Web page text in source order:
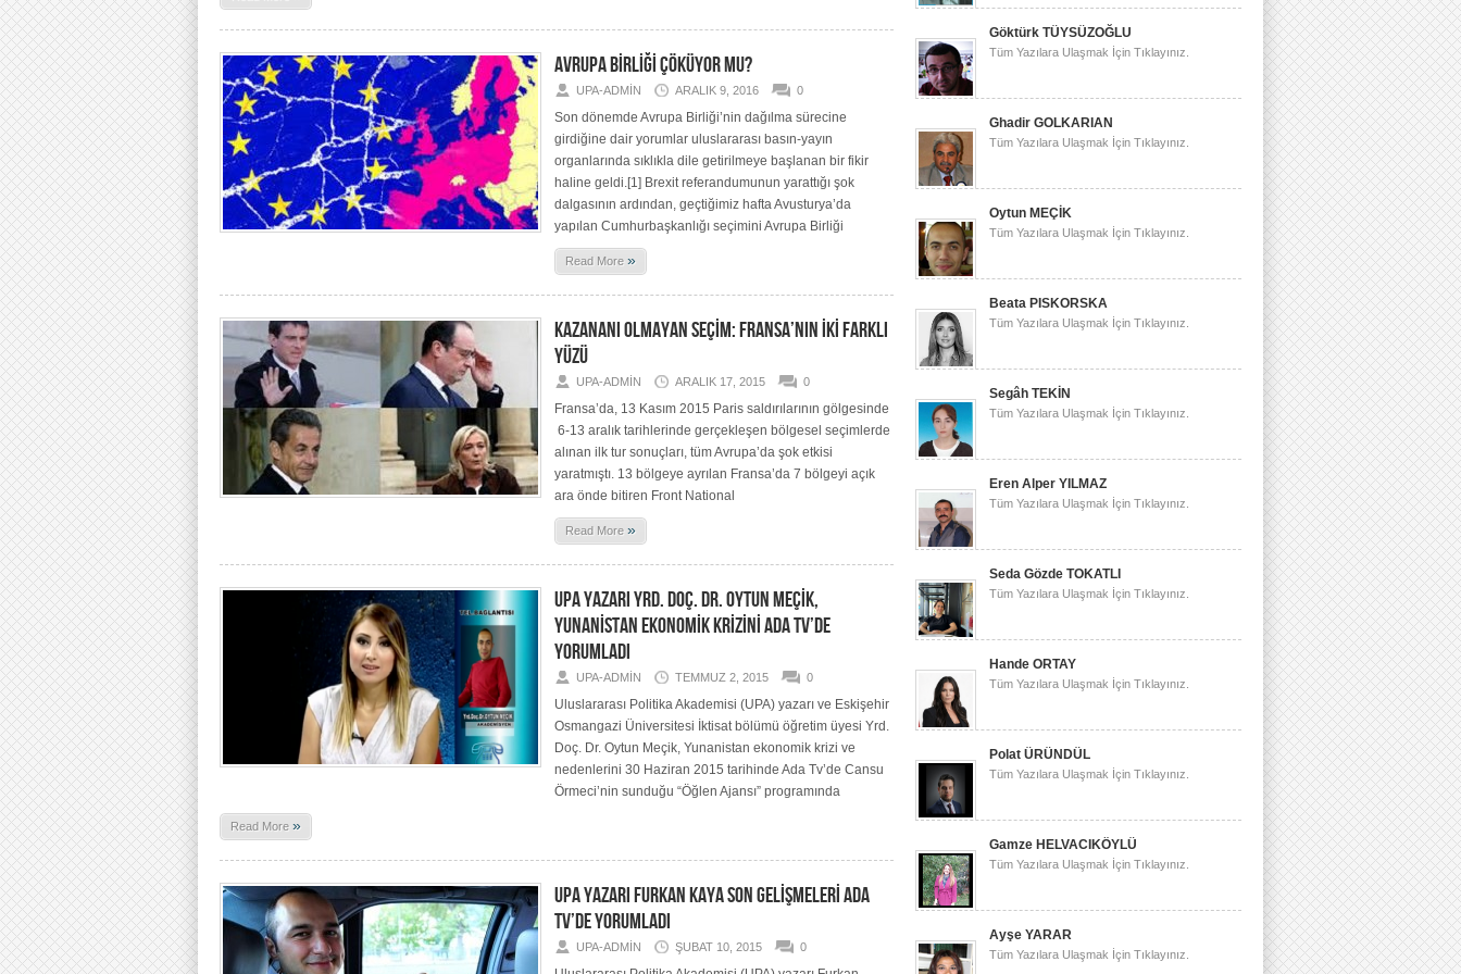
AVRUPA BİRLİĞİ ÇÖKÜYOR MU?
UPA-ADMIN ARALIK 9, 2016 0
Son dönemde Avrupa Birliği’nin dağılma sürecine
girdiğine dair yorumlar uluslararası basın-yayın
organlarında sıklıkla dile getirilmeye başlanan bir fikir
haline geldi.[1] Brexit referandumunun yarattığı şok
dalgasının ardından, geçtiğimiz hafta Avusturya’da
yapılan Cumhurbaşkanlığı seçimini Avrupa Birliği
Read More »
KAZANANI OLMAYAN SEÇİM: FRANSA’NIN İKİ FARKLI
YÜZÜ
UPA-ADMIN ARALIK 17, 2015 0
Fransa’da, 13 Kasım 2015 Paris saldırılarının gölgesinde
6-13 aralık tarihlerinde gerçekleşen bölgesel seçimlerde
alınan ilk tur sonuçları, tüm Avrupa’da şok etkisi
yaratmıştı. 13 bölgeye ayrılan Fransa’da 7 bölgeyi açık
ara önde bitiren Front National
Read More »
UPA YAZARI YRD. DOÇ. DR. OYTUN MEÇİK,
YUNANİSTAN EKONOMİK KRİZİNİ ADA TV’DE
YORUMLADI
UPA-ADMIN TEMMUZ 2, 2015 0
Uluslararası Politika Akademisi (UPA) yazarı ve Eskişehir
Osmangazi Üniversitesi İktisat bölümü öğretim üyesi Yrd.
Doç. Dr. Oytun Meçik, Yunanistan ekonomik krizi ve
nedenlerini 30 Haziran 2015 tarihinde Ada Tv’de Cansu
Örmeci’nin sunduğu “Öğlen Ajansı” programında
Read More »
UPA YAZARI FURKAN KAYA SON GELİŞMELERİ ADA
TV’DE YORUMLADI
UPA-ADMIN ŞUBAT 10, 2015 0
Göktürk TÜYSÜZOĞLU
Tüm Yazılara Ulaşmak İçin Tıklayınız.
Ghadir GOLKARIAN
Tüm Yazılara Ulaşmak İçin Tıklayınız.
Oytun MEÇİK
Tüm Yazılara Ulaşmak İçin Tıklayınız.
Beata PISKORSKA
Tüm Yazılara Ulaşmak İçin Tıklayınız.
Segâh TEKİN
Tüm Yazılara Ulaşmak İçin Tıklayınız.
Eren Alper YILMAZ
Tüm Yazılara Ulaşmak İçin Tıklayınız.
Seda Gözde TOKATLI
Tüm Yazılara Ulaşmak İçin Tıklayınız.
Hande ORTAY
Tüm Yazılara Ulaşmak İçin Tıklayınız.
Polat ÜRÜNDÜL
Tüm Yazılara Ulaşmak İçin Tıklayınız.
Gamze HELVACIKÖYLÜ
Tüm Yazılara Ulaşmak İçin Tıklayınız.
Ayşe YARAR
Tüm Yazılara Ulaşmak İçin Tıklayınız.